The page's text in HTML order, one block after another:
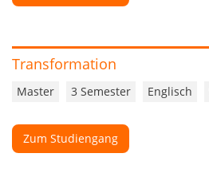
Transformation
Master 3 Semester Englisch
Zum Studiengang